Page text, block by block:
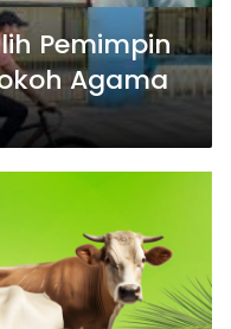
Pemimpin
Agama